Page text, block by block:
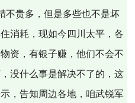
不贵多，但是多些也不是坏
消耗，现如今四川太平，各
资，有银子赚，他们不会不
没什么事是解决不了的，这
，告知周边各地，咱武锐军